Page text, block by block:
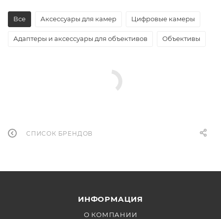
Все Аксессуары для камер Цифровые камеры
Адаптеры и аксессуары для объективов Объективы
СПИСОК БРЕНДОВ
ИНФОРМАЦИЯ
О КОМПАНИИ